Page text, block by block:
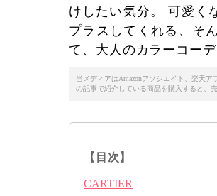
けしたい気分。 可愛く
プラスしてくれる、そ
て、大人のカラーコー
当メディアはAmazonアソシエイト、楽天
の記事で紹介している商品を購入すると、
【目次】
CARTIER